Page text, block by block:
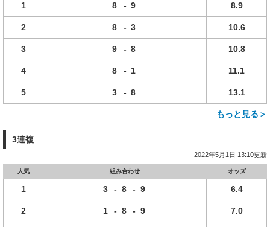
1 8 - 9 8.9
2 8 - 3 10.6
3 9 - 8 10.8
4 8 - 1 11.1
5 3 - 8 13.1
もっと見る＞
3連複
2022年5月1日 13:10更新
人気 組み合わせ オッズ
1 3 - 8 - 9 6.4
2 1 - 8 - 9 7.0